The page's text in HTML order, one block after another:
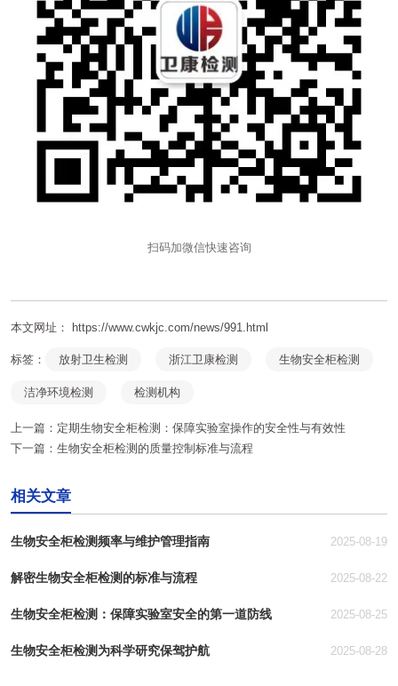
扫码加微信快速咨询
本文网址： https://www.cwkjc.com/news/991.html
标签： 放射卫生检测 浙江卫康检测 生物安全柜检测
洁净环境检测 检测机构
上一篇： 定期生物安全柜检测：保障实验室操作的安全性与有效性
下一篇： 生物安全柜检测的质量控制标准与流程
相关文章
2025-08-19
生物安全柜检测频率与维护管理指南
2025-08-22
解密生物安全柜检测的标准与流程
2025-08-25
生物安全柜检测：保障实验室安全的第一道防线
2025-08-28
生物安全柜检测为科学研究保驾护航